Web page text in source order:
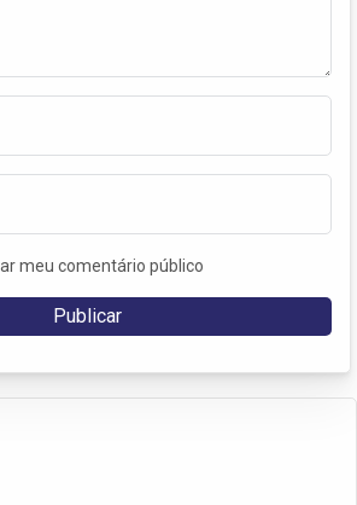
meu comentário público